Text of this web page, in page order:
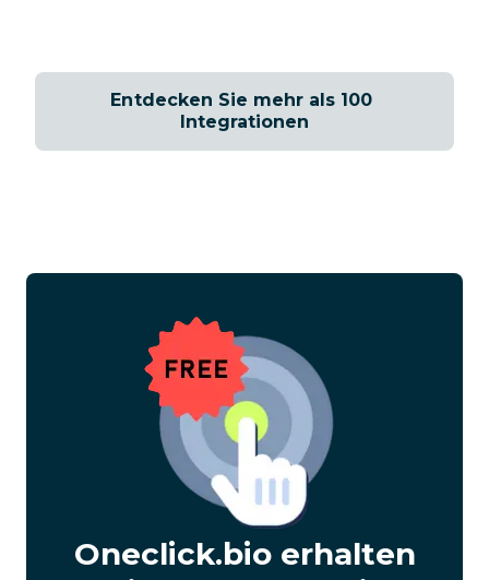
Entdecken Sie mehr als 100
Integrationen
Oneclick.bio erhalten